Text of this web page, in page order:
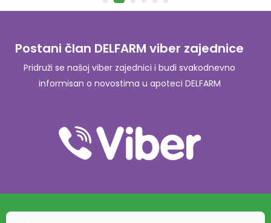
Postani član DELFARM viber zajednice
Pridruži se našoj viber zajednici i budi svakodnevno
informisan o novostima u apoteci DELFARM